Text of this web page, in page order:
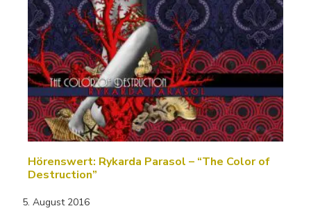
Hörenswert: Rykarda Parasol – “The Color of
Destruction”
5. August 2016